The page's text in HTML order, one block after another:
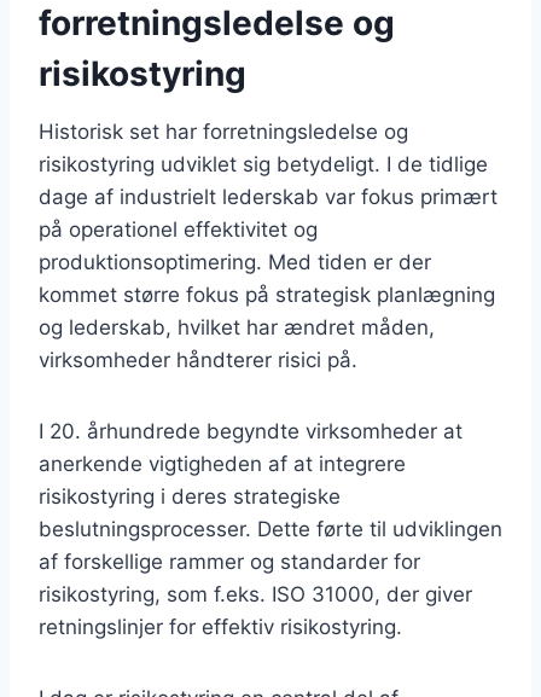
forretningsledelse og
risikostyring
Historisk set har forretningsledelse og
risikostyring udviklet sig betydeligt. I de tidlige
dage af industrielt lederskab var fokus primært
på operationel effektivitet og
produktionsoptimering. Med tiden er der
kommet større fokus på strategisk planlægning
og lederskab, hvilket har ændret måden,
virksomheder håndterer risici på.
I 20. århundrede begyndte virksomheder at
anerkende vigtigheden af at integrere
risikostyring i deres strategiske
beslutningsprocesser. Dette førte til udviklingen
af forskellige rammer og standarder for
risikostyring, som f.eks. ISO 31000, der giver
retningslinjer for effektiv risikostyring.